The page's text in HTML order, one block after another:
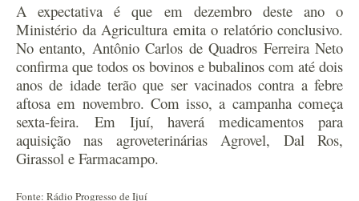
A expectativa é que em dezembro deste ano o
Ministério da Agricultura emita o relatório conclusivo.
No entanto, Antônio Carlos de Quadros Ferreira Neto
confirma que todos os bovinos e bubalinos com até dois
anos de idade terão que ser vacinados contra a febre
aftosa em novembro. Com isso, a campanha começa
sexta-feira. Em Ijuí, haverá medicamentos para
aquisição nas agroveterinárias Agrovel, Dal Ros,
Girassol e Farmacampo.
Fonte: Rádio Progresso de Ijuí